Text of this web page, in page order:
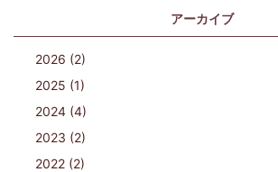
アーカイブ
2026 (2)
2025 (1)
2024 (4)
2023 (2)
2022 (2)